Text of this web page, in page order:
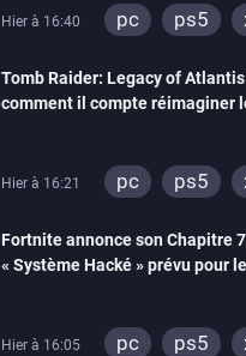
Hier à 16:40 pc ps5
Tomb Raider: Legacy of
comment il compte réimaginer
Hier à 16:21 pc ps5
Fortnite annonce son Chapitre
« Système Hacké » prévu pour
Hier à 16:05 pc ps5